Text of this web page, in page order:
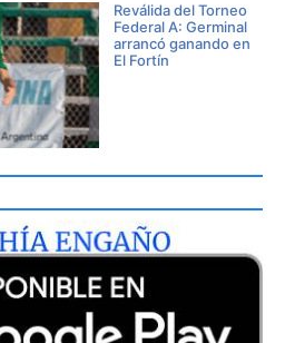
Reválida del Torneo
Federal A: Germinal
arrancó ganando en
El Fortín